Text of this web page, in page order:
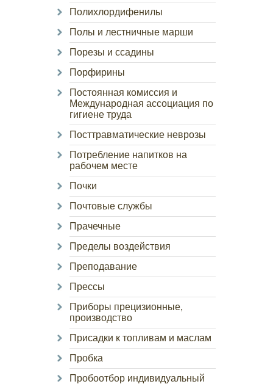
Полихлордифенилы
Полы и лестничные марши
Порезы и ссадины
Порфирины
Постоянная комиссия и
Международная ассоциация по
гигиене труда
Посттравматические неврозы
Потребление напитков на
рабочем месте
Почки
Почтовые службы
Прачечные
Пределы воздействия
Преподавание
Прессы
Приборы прецизионные,
производство
Присадки к топливам и маслам
Пробка
Пробоотбор индивидуальный